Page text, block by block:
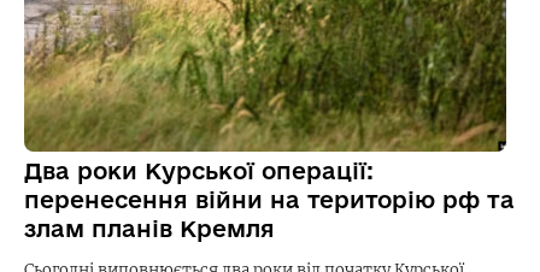
Два роки Курської операції:
перенесення війни на територію рф та
злам планів Кремля